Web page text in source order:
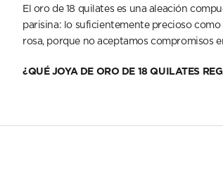
El oro de 18 quilates es una aleación
parisina: lo suficientemente precioso
rosa, porque no aceptamos compromisos
¿QUÉ JOYA DE ORO DE 18 QUILATES